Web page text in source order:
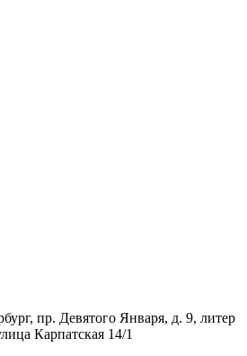
пр. Девятого Января, д. 9, литер
Карпатская 14/1